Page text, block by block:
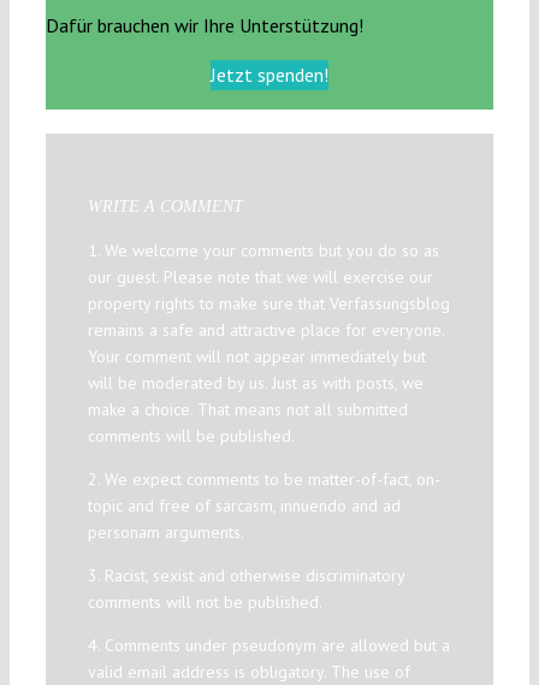
Dafür brauchen wir Ihre Unterstützung!
Jetzt spenden!
WRITE A COMMENT
1. We welcome your comments but you do so as
our guest. Please note that we will exercise our
property rights to make sure that Verfassungsblog
remains a safe and attractive place for everyone.
Your comment will not appear immediately but
will be moderated by us. Just as with posts, we
make a choice. That means not all submitted
comments will be published.
2. We expect comments to be matter-of-fact, on-
topic and free of sarcasm, innuendo and ad
personam arguments.
3. Racist, sexist and otherwise discriminatory
comments will not be published.
4. Comments under pseudonym are allowed but a
valid email address is obligatory. The use of